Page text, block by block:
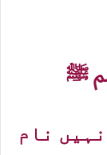
ﷺ
نام